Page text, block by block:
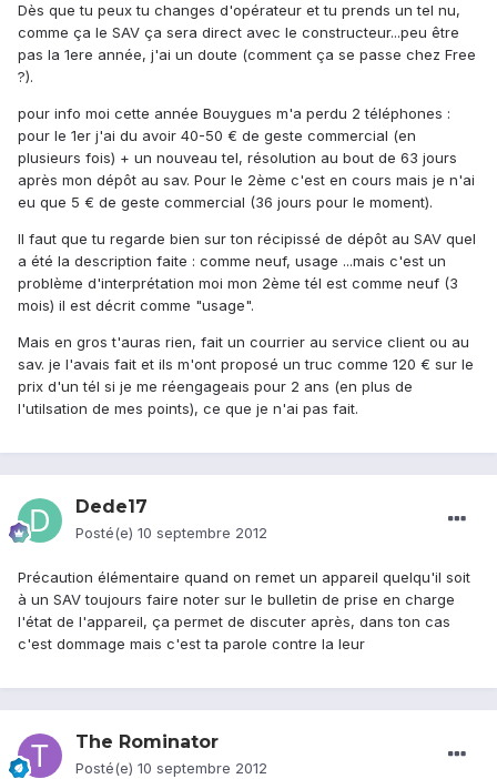
Dès que tu peux tu changes d'opérateur et tu prends un tel nu,
comme ça le SAV ça sera direct avec le constructeur...peu être
pas la 1ere année, j'ai un doute (comment ça se passe chez Free
?).
pour info moi cette année Bouygues m'a perdu 2 téléphones :
pour le 1er j'ai du avoir 40-50 € de geste commercial (en
plusieurs fois) + un nouveau tel, résolution au bout de 63 jours
après mon dépôt au sav. Pour le 2ème c'est en cours mais je n'ai
eu que 5 € de geste commercial (36 jours pour le moment).
Il faut que tu regarde bien sur ton récipissé de dépôt au SAV quel
a été la description faite : comme neuf, usage ...mais c'est un
problème d'interprétation moi mon 2ème tél est comme neuf (3
mois) il est décrit comme "usage".
Mais en gros t'auras rien, fait un courrier au service client ou au
sav. je l'avais fait et ils m'ont proposé un truc comme 120 € sur le
prix d'un tél si je me réengageais pour 2 ans (en plus de
l'utilsation de mes points), ce que je n'ai pas fait.
Dede17
Posté(e) 10 septembre 2012
Précaution élémentaire quand on remet un appareil quelqu'il soit
à un SAV toujours faire noter sur le bulletin de prise en charge
l'état de l'appareil, ça permet de discuter après, dans ton cas
c'est dommage mais c'est ta parole contre la leur
The Rominator
Posté(e) 10 septembre 2012